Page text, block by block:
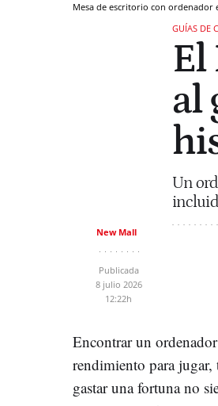
Mesa de escritorio con ordenador
GUÍAS DE
El
al
Un
New Mall
Publicada
8 julio 2026
12:22h
Encontrar un
rendimiento para jugar,
gastar una fortuna no